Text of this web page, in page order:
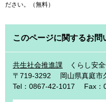
ださい。（無料）
このページに関するお問
共生社会推進課
くらし安
〒719-3292
岡山県真庭市
Tel：0867-42-1017
Fax：